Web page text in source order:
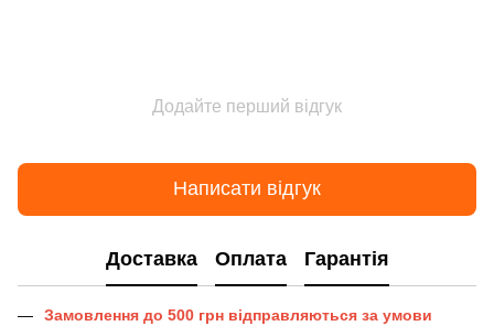
Додайте перший відгук
Написати відгук
Доставка Оплата Гарантія
Замовлення до 500 грн відправляються за умови